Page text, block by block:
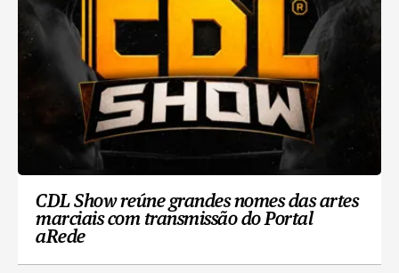
CDL Show reúne grandes nomes das artes
marciais com transmissão do Portal
aRede